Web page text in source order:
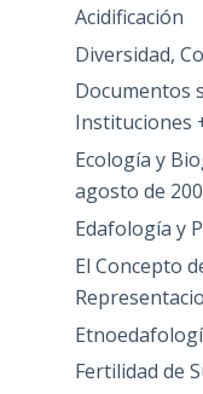
Acidificación
Diversidad,
Documentos
Instituciones
Ecología y
agosto de
Edafología y
El Concepto
Fertilidad de